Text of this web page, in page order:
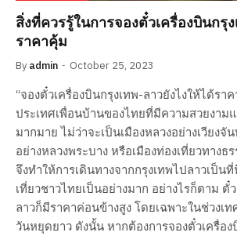
สิ่งที่ควรรู้ในการจองตั๋วเครื่องบินกรุ
ราคาคุ้ม
By admin October 25, 2023
“จองตั๋วเครื่องบินกรุงเทพ-ลาวยังไงให้ได้รา
ประเทศเพื่อนบ้านของไทยที่มีความสวยงาม
มากมาย ไม่ว่าจะเป็นเมืองหลวงอย่างเวียงจั
อย่างหลวงพระบาง หรือเมืองท่องเที่ยวทางธ
จึงทำให้การเดินทางจากกรุงเทพไปลาวเป็น
เที่ยวชาวไทยเป็นอย่างมาก อย่างไรก็ตาม ตั๋
ลาวก็มีราคาค่อนข้างสูง โดยเฉพาะในช่วงเ
วันหยุดยาว ดังนั้น หากต้องการจองตั๋วเครื่อ